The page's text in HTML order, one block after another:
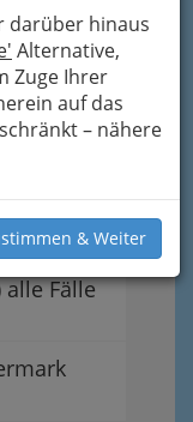
darüber hinaus
Alternative,
Zuge Ihrer
auf das
– nähere
& Weiter
- der
myToys
Fälle